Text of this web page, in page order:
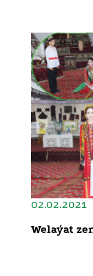
02.02.2021
Welaýat